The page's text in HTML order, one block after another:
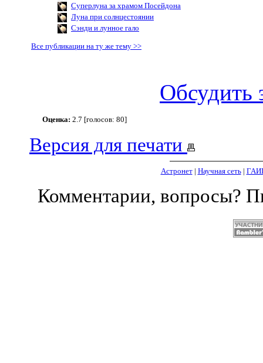
Суперлуна за храмом Посейдона
Луна при солнцестоянии
Сэнди и лунное гало
Все публикации на ту же тему >>
Обсудить
Оценка: 2.7 [голосов: 80]
Версия для печати
Астронет| Научная сеть|
Комментарии, вопросы?